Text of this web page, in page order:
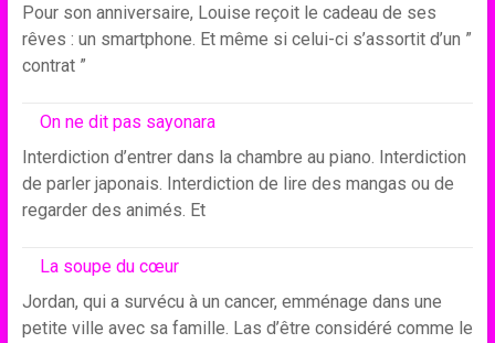
Pour son anniversaire, Louise reçoit le cadeau de ses
rêves : un smartphone. Et même si celui-ci s’assortit d’un ”
contrat ”
On ne dit pas sayonara
Interdiction d’entrer dans la chambre au piano. Interdiction
de parler japonais. Interdiction de lire des mangas ou de
regarder des animés. Et
La soupe du cœur
Jordan, qui a survécu à un cancer, emménage dans une
petite ville avec sa famille. Las d’être considéré comme le